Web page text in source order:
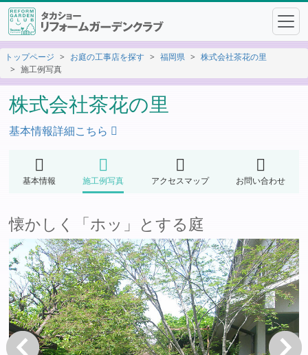
トップページ お庭の工事店を探す 福岡県
株式会社茶花の里
施工例写真
株式会社茶花の里
基本情報詳細こちら
基本情報 施工例写真 アクセスマップ お問い合わせ
懐かしく「ホッ」とする庭